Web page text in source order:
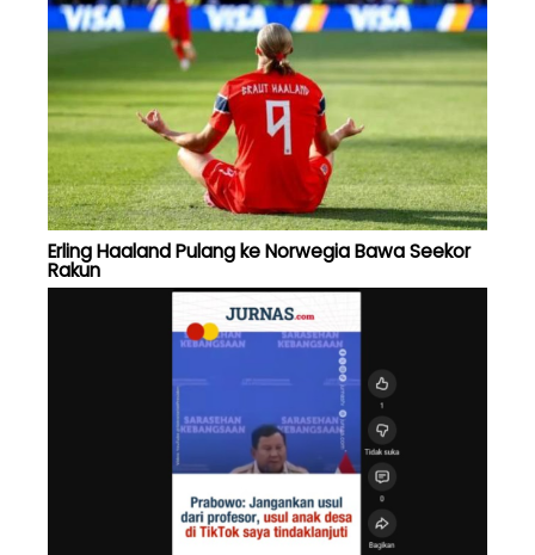
Erling Haaland Pulang ke Norwegia Bawa Seekor
Rakun